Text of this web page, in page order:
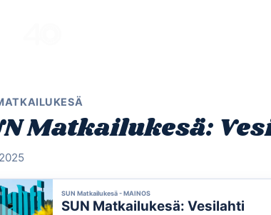
Matkailukesä:
SUN Matkailukesä - MAINOS
SUN Matkailukesä: Vesilahti